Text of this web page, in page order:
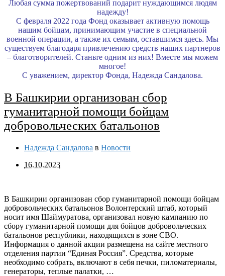
Любая сумма пожертвований подарит нуждающимся людям
надежду!
С февраля 2022 года Фонд оказывает активную помощь
нашим бойцам, принимающим участие в специальной
военной операции, а также их семьям, оставшимся здесь. Мы
существуем благодаря привлечению средств наших партнеров
– благотворителей. Станьте одним из них! Вместе мы можем
многое!
С уважением, директор Фонда, Надежда Сандалова.
В Башкирии организован сбор
гуманитарной помощи бойцам
добровольческих батальонов
Надежда Сандалова в Новости
16.10.2023
В Башкирии организован сбор гуманитарной помощи бойцам
добровольческих батальонов Волонтерский штаб, который
носит имя Шаймуратова, организовал новую кампанию по
сбору гуманитарной помощи для бойцов добровольческих
батальонов республики, находящихся в зоне СВО.
Информация о данной акции размещена на сайте местного
отделения партии “Единая Россия”. Средства, которые
необходимо собрать, включают в себя печки, пиломатериалы,
генераторы, теплые палатки, …